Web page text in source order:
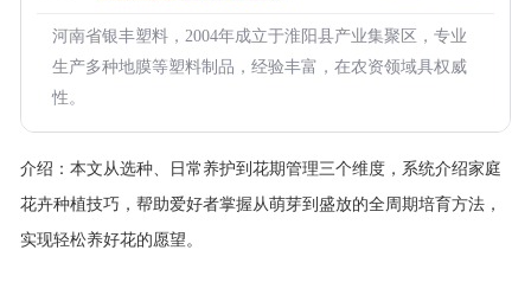
河南省银丰塑料，2004年成立于淮阳县产业集聚区，专业
生产多种地膜等塑料制品，经验丰富，在农资领域具权威
性。
介绍： 本文从选种、日常养护到花期管理三个维度，系统介绍家庭
花卉种植技巧，帮助爱好者掌握从萌芽到盛放的全周期培育方法，
实现轻松养好花的愿望。